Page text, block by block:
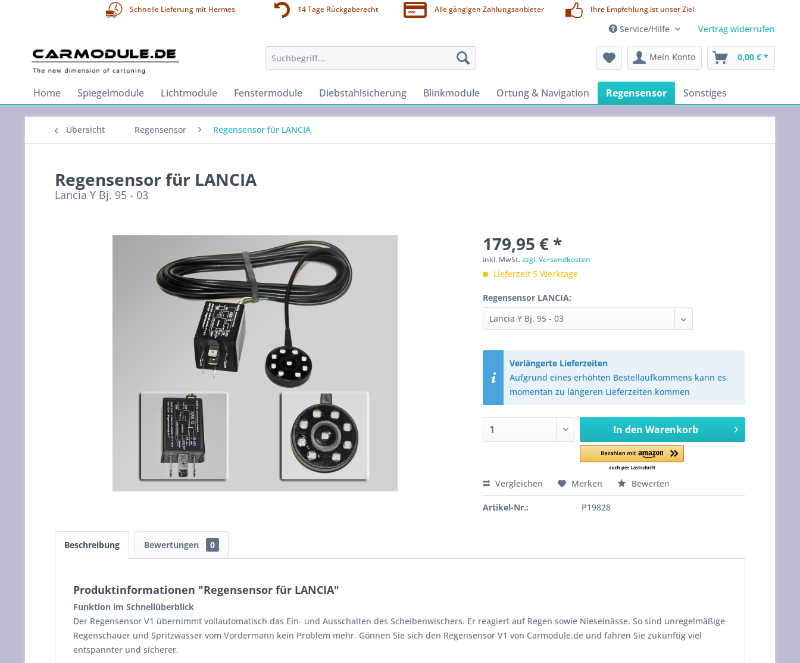
Schnelle Lieferung mit Hermes 14 Tage Rückgaberecht Alle gängigen Zahlungsanbieter Ihre Empfehlung ist unser Ziel
Service/Hilfe Vertrag widerrufen
Mein Konto 0,00 € *
Home Spiegelmodule Lichtmodule Fenstermodule Diebstahlsicherung Blinkmodule Ortung & Navigation Regensensor Sonstiges
Übersicht Regensensor Regensensor für LANCIA
Regensensor für LANCIA
Lancia Y Bj. 95 - 03
179,95 € *
inkl. MwSt.zzgl. Versandkosten
Lieferzeit 5 Werktage
Regensensor LANCIA:
Verlängerte Lieferzeiten
Aufgrund eines erhöhten Bestellaufkommens kann es
momentan zu längeren Lieferzeiten kommen
In den Warenkorb
Vergleichen Merken Bewerten
Artikel-Nr.: P19828
Beschreibung Bewertungen 0
Produktinformationen "Regensensor für LANCIA"
Funktion im Schnellüberblick
Der Regensensor V1 übernimmt vollautomatisch das Ein- und Ausschalten des Scheibenwischers. Er reagiert auf Regen sowie Nieselnässe. So sind unregelmäßige
Regenschauer und Spritzwasser vom Vordermann kein Problem mehr. Gönnen Sie sich den Regensensor V1 von Carmodule.de und fahren Sie zukünftig viel
entspannter und sicherer.